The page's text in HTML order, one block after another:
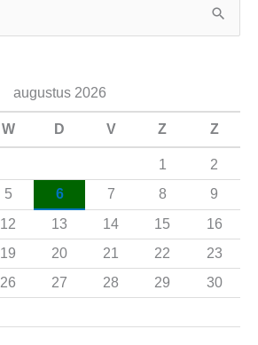
augustus 2026
W D V Z Z
1
2
5 6 7 8
9
12 13 14 15
16
19 20 21 22
23
26 27 28 29
30